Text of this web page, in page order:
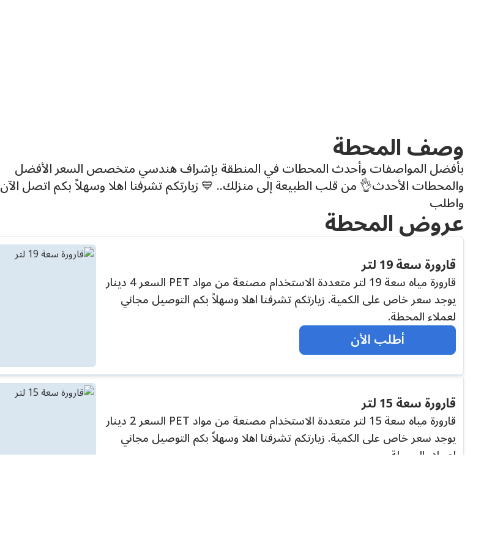
وصف المحطة
بأفضل المواصفات وأحدث المحطات في المنطقة بإشراف هندسي متخصص السعر الأفضل
والمحطات الأحدث👌 من قلب الطبيعة إلى منزلك.. 💙 زيارتكم تشرفنا اهلا وسهلاً بكم اتصل الآن
واطلب
عروض المحطة
قارورة سعة 19 لتر
قارورة مياه سعة 19 لتر متعددة الاستخدام مصنعة من مواد PET السعر 4 دينار
يوجد سعر خاص على الكمية. زيارتكم تشرفنا اهلا وسهلاً بكم التوصيل مجاني
لعملاء المحطة.
أطلب الأن
قارورة سعة 15 لتر
قارورة مياه سعة 15 لتر متعددة الاستخدام مصنعة من مواد PET السعر 2 دينار
يوجد سعر خاص على الكمية. زيارتكم تشرفنا اهلا وسهلاً بكم التوصيل مجاني
لعملاء المحطة.